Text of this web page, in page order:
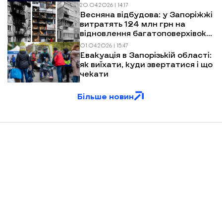
20.04.2026 | 14:17
Весняна відбудова: у Запоріжжі
витратять 124 млн грн на
відновлення багатоповерхівок
після обстрілів
01.04.2026 | 15:47
Евакуація в Запорізькій області:
як виїхати, куди звертатися і що
чекати
Більше новин